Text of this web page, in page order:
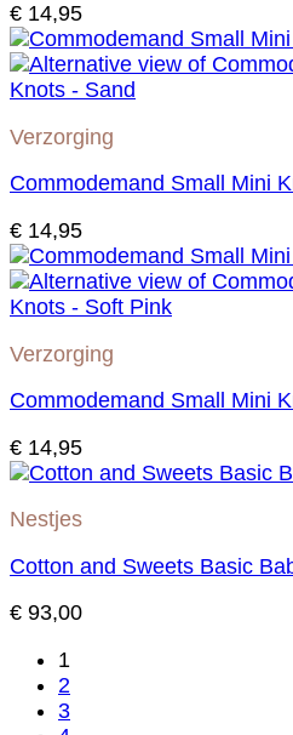
€ 14,95
Verzorging
Commodemand Small Mini
€ 14,95
Verzorging
Commodemand Small Mini
€ 14,95
Nestjes
Cotton and Sweets Basic
€ 93,00
1
2
3